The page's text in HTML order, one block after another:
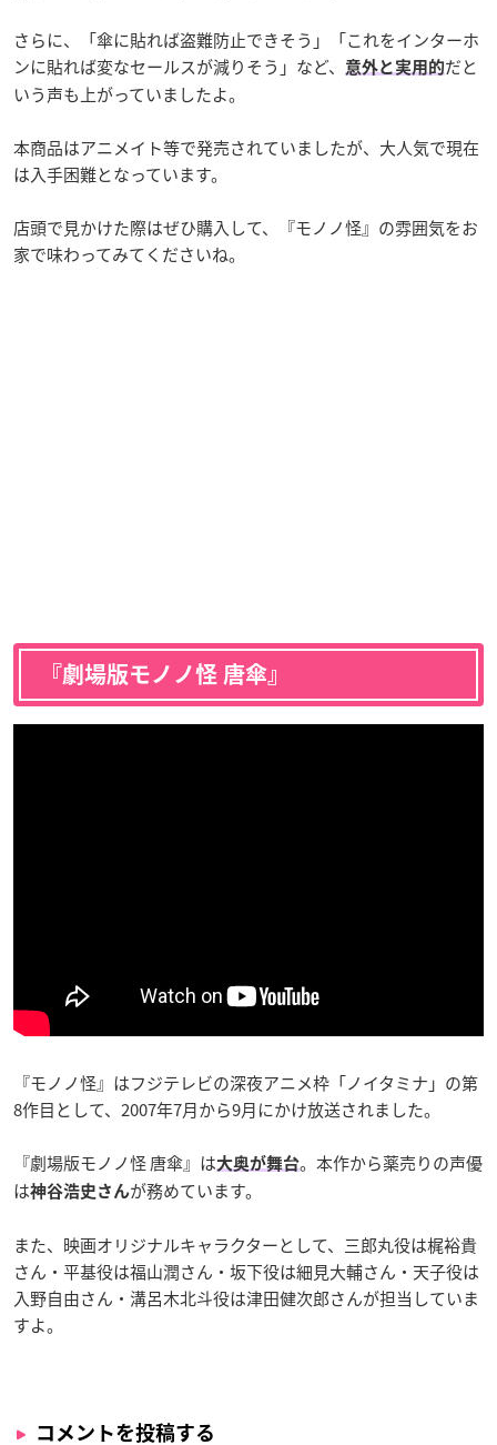
さらに、「傘に貼れば盗難防止できそう」「これをインターホ
ンに貼れば変なセールスが減りそう」など、
意外と実用的だと
いう声も上がっていましたよ。
本商品はアニメイト等で発売されていましたが、大人気で現在
は入手困難となっています。
店頭で見かけた際はぜひ購入して、『モノノ怪』の雰囲気をお
家で味わってみてくださいね。
『劇場版モノノ怪 唐傘』
『モノノ怪』はフジテレビの深夜アニメ枠「ノイタミナ」の第
8作目として、2007年7月から9月にかけ放送されました。
『劇場版モノノ怪 唐傘』は大奥が舞台。本作から薬売りの声優
は神谷浩史さんが務めています。
また、映画オリジナルキャラクターとして、三郎丸役は梶裕貴
さん・平基役は福山潤さん・坂下役は細見大輔さん・天子役は
入野自由さん・溝呂木北斗役は津田健次郎さんが担当していま
すよ。
コメントを投稿する